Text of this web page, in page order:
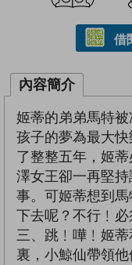
借
內容簡介
姬蒂的弟弟馬特
孩子的夢為最大
了整整五年，姬
澤女王卻一再堅
事。可姬蒂想到
下去呢？不行﹗必
三、跳﹗嘩﹗姬
裏，小鯨仙帶領